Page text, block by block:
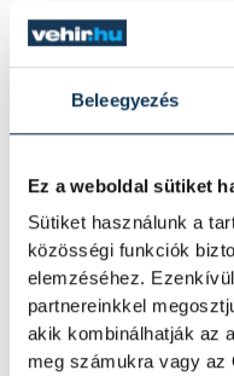
Beleegyezés
Ez a weboldal sütiket
Sütiket használunk a
közösségi funkciók
elemzéséhez.
partnereinkkel
akik kombinálhatják az
meg számukra vagy az
A nyíltvízi úszó
bajnokságon a
ezüstérmét
második lett
magyar úszó
rendezésű
olimpiai
Gulácsi